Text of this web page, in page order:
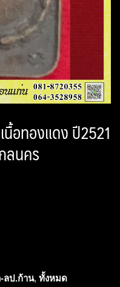
อทองแดง ปี2521
ลนคร
ลป.ก้าน, ทั้งหมด